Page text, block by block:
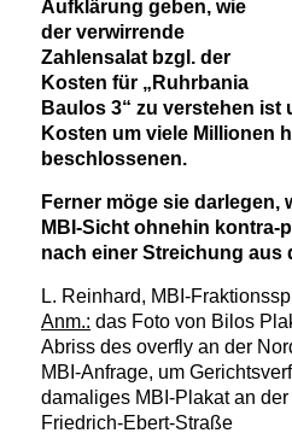
Aufklärung geben, wie
der verwirrende
Zahlensalat bzgl. der
Kosten für „Ruhrbania
Baulos 3“ zu verstehen
Kosten um viele Millionen
beschlossenen.
Ferner möge sie darlegen,
MBI-Sicht ohnehin
nach einer Streichung aus
L. Reinhard, MBI-
Anm.: das Foto von Bilos
Abriss des overfly an der
MBI-Anfrage, um
damaliges MBI-Plakat an
Friedrich-Ebert-Straße